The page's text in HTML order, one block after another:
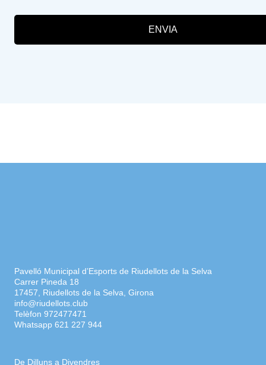
Pavelló Municipal d’Esports de Riudellots de la Selva
Carrer Pineda 18
17457, Riudellots de la Selva, Girona
info@riudellots.club
Telèfon 972477471
Whatsapp 621 227 944
De Dilluns a Divendres